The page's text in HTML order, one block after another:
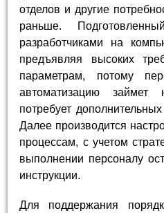
отделов и другие
раньше.
разработчиками на
предъявляя высоких
параметрам, потому
автоматизацию
потребует
Далее производится
процессам, с учетом
выполнении персоналу
инструкции.
Для поддержания